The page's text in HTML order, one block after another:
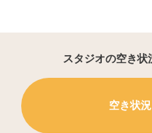
スタジオの空き状
空き状